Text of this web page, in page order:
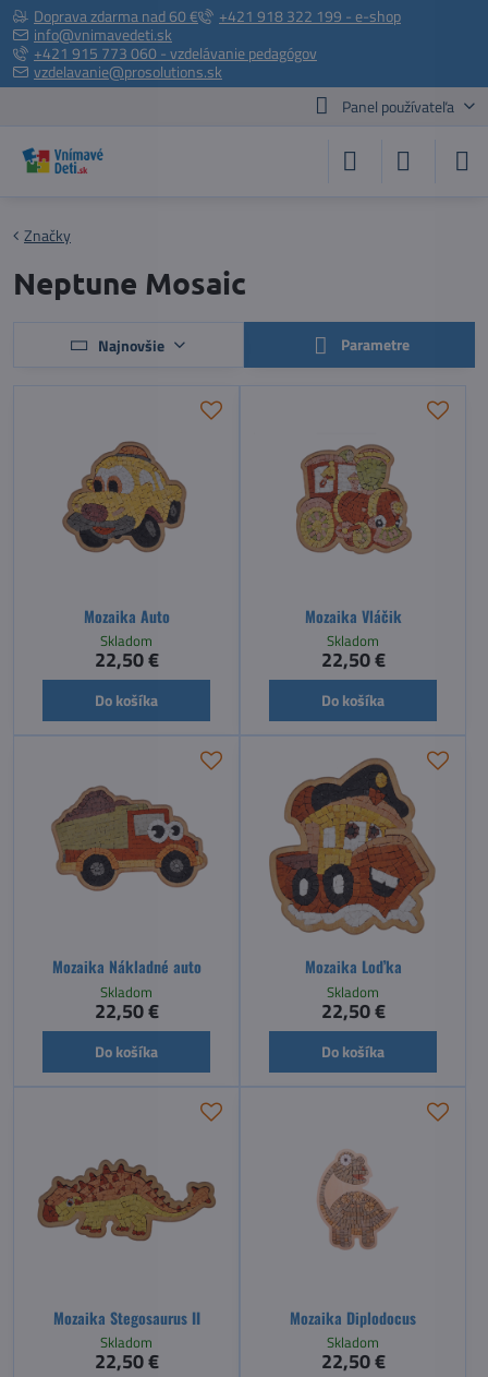
Doprava zdarma nad 60 €
+421 918 322 199 - e-shop
info@vnimavedeti.sk
+421 915 773 060 - vzdelávanie pedagógov
vzdelavanie@prosolutions.sk
Panel používateľa
Značky
Neptune Mosaic
Najnovšie Parametre
Mozaika Auto
Skladom
22,50 €
Do košíka
Mozaika Vláčik
Skladom
22,50 €
Do košíka
Mozaika Nákladné auto
Skladom
22,50 €
Do košíka
Mozaika Loďka
Skladom
22,50 €
Do košíka
Mozaika Stegosaurus II
Skladom
22,50 €
Mozaika Diplodocus
Skladom
22,50 €